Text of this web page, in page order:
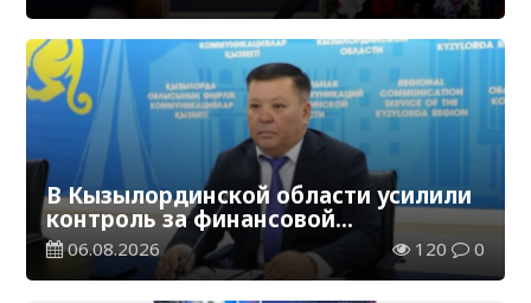
В Кызылординской области усилили
контроль за финансовой
дисциплиной
06.08.2026 120 0